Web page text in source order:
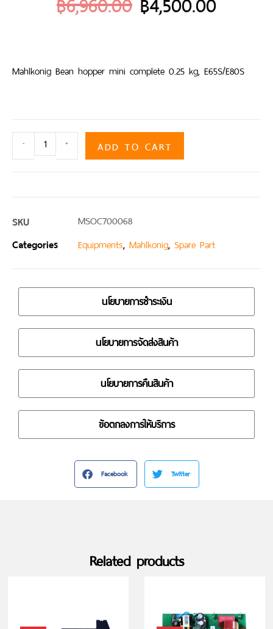
Mahlkonig Bean hopper mini complete 0.25 kg, E65S/E80S
- + ADD TO CART
SKU MSOC700068
Categories Equipments, Mahlkonig, Spare Part
นโยบายการชำระเงิน
นโยบายการจัดส่งสินค้า
นโยบายการคืนสินค้า
ข้อตกลงการให้บริการ
Facebook Twitter
Related products